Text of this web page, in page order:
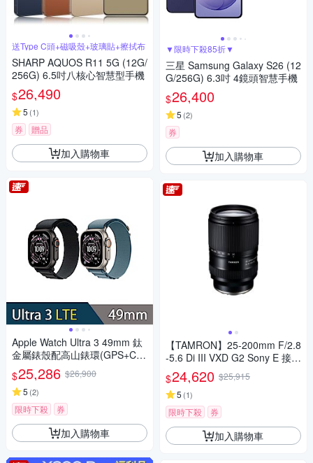
送Type C頭+磁吸殼+玻璃貼+擦拭布
SHARP AQUOS R11 5G (12G/
256G) 6.5吋八核心智慧型手機
$26,490
5 (1)
券 贈品
加入購物車
Apple Watch Ultra 3 49mm 鈦
金屬錶殼配高山錶環(GPS+Cell
ular)智慧手錶
$25,286 $26,900
5 (2)
限時下殺 券
加入購物車
▼限時下殺85折▼
三星 Samsung Galaxy S26 (12
G/256G) 6.3吋 4鏡頭智慧手機
$26,400
5 (2)
券
加入購物車
【TAMRON】25-200mm F/2.8
-5.6 Di III VXD G2 Sony E 接環
(A075) 公司貨
$24,620 $25,915
5 (1)
限時下殺 券
加入購物車